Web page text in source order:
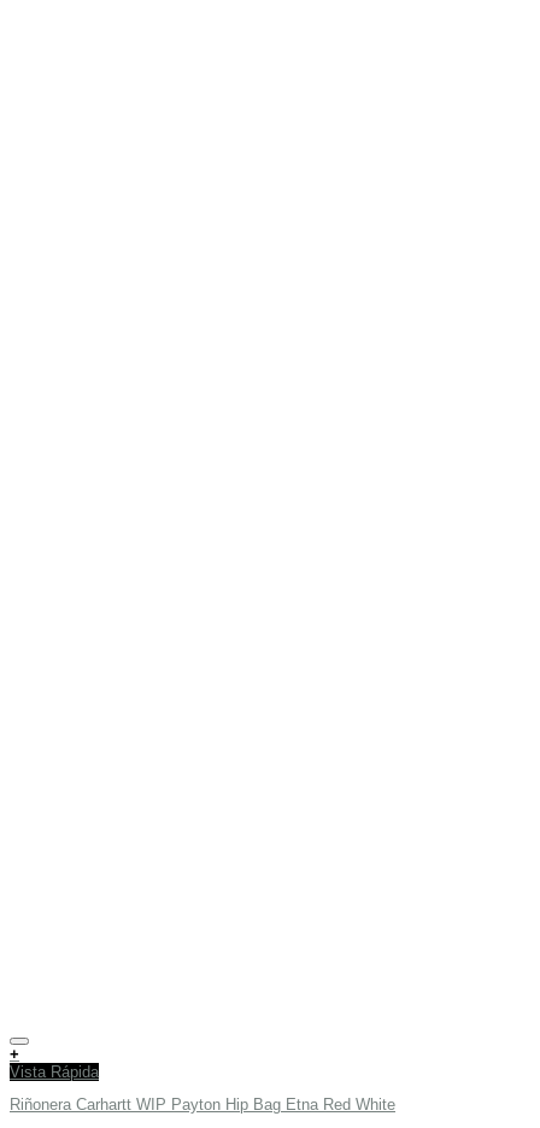
+
Vista Rápida
Riñonera Carhartt WIP Payton Hip Bag Etna Red White